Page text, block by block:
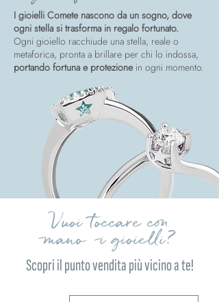
I gioielli Comete nascono da un sogno, dove
ogni stella si trasforma in regalo fortunato.
Ogni gioiello racchiude una stella, reale o
metaforica, pronta a brillare per chi lo indossa,
portando fortuna e protezione in ogni momento.
Vuoi toccare con
mano i gioielli?
Scopri il punto vendita più vicino a te!